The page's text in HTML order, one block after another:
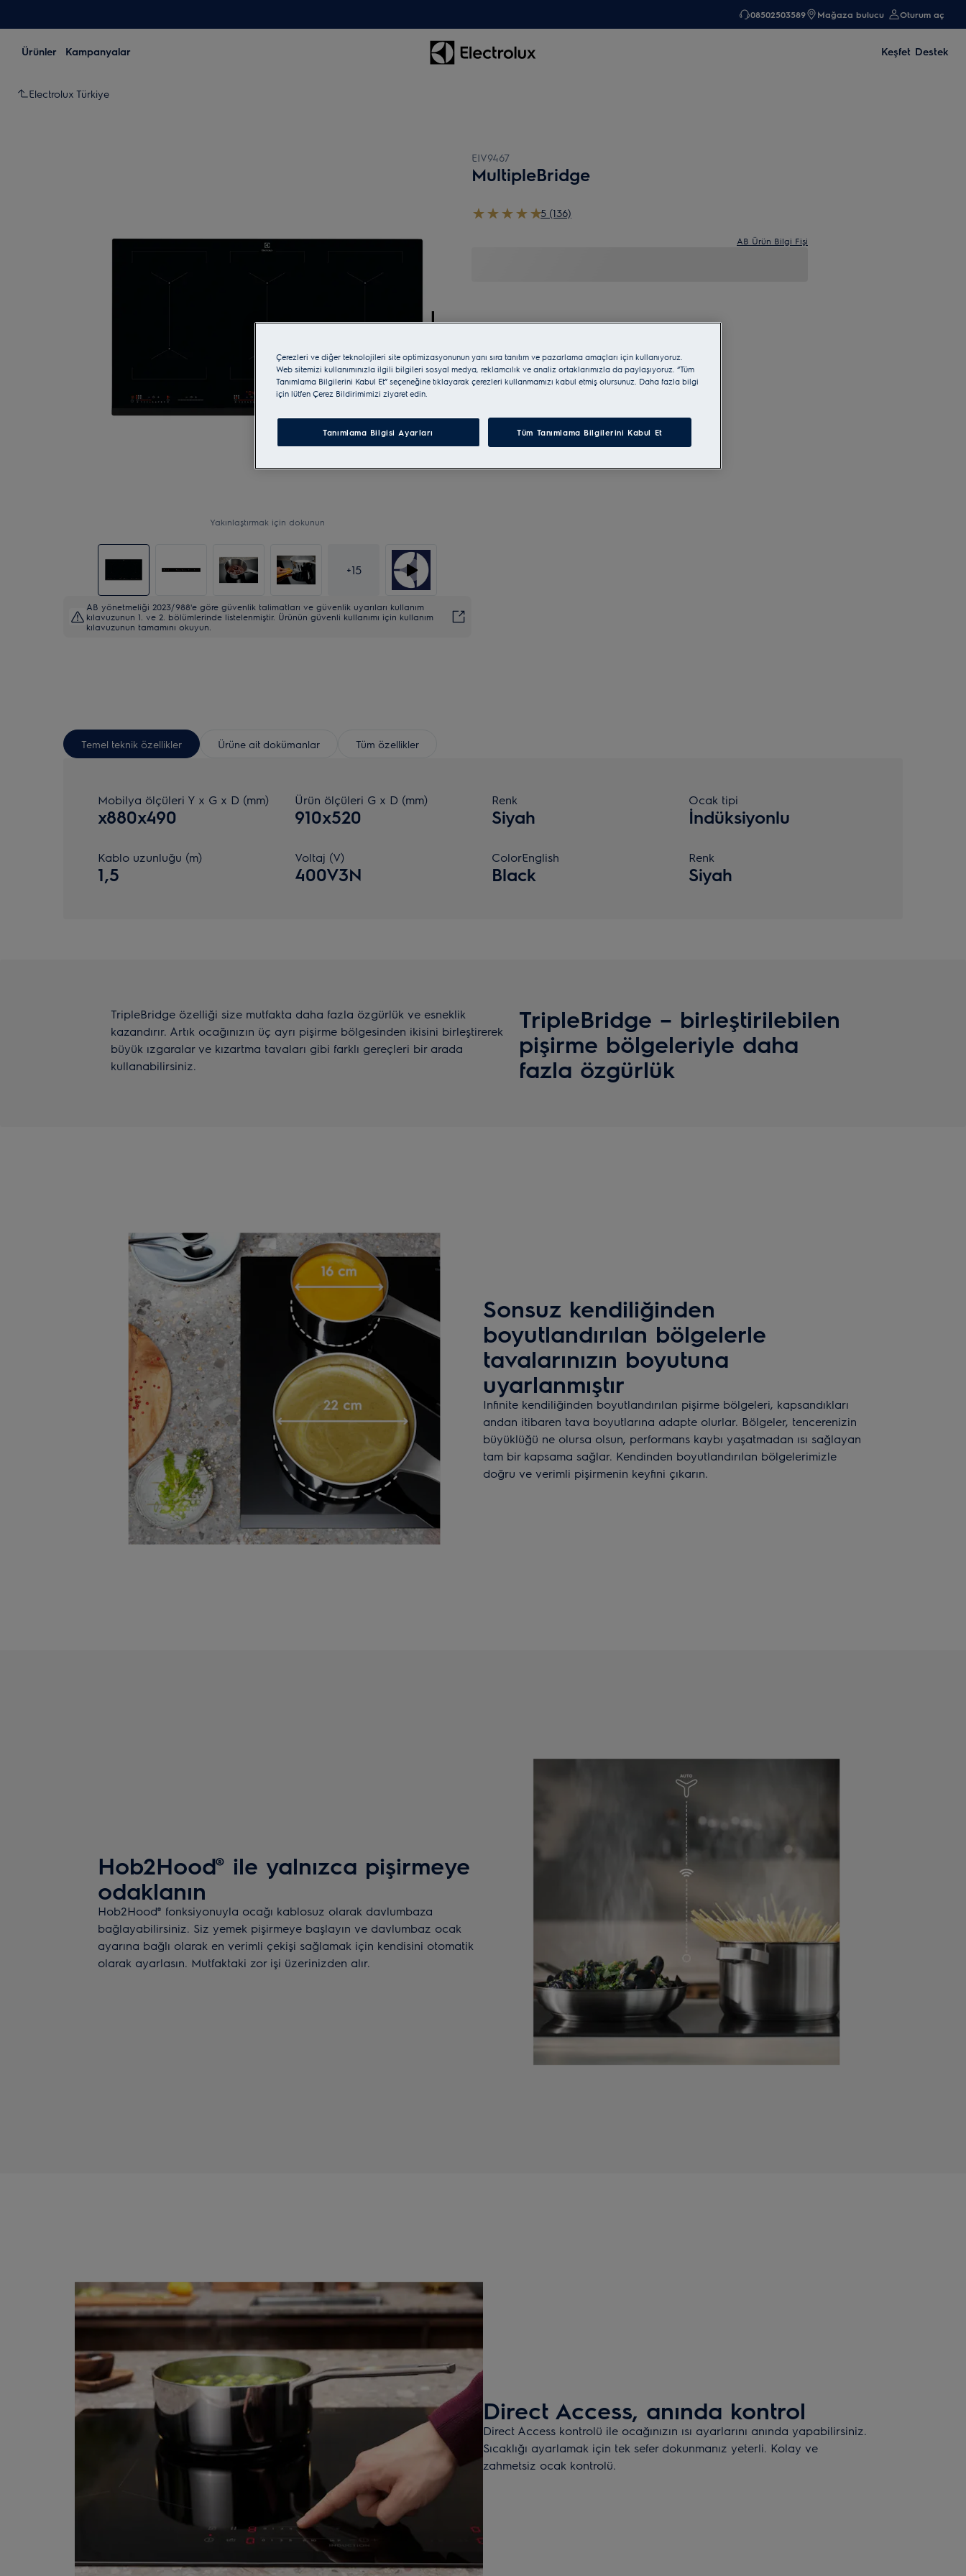
08502503589 Mağaza bulucu Oturum aç
Ürünler Kampanyalar Keşfet Destek
Electrolux Türkiye
Yakınlaştırmak için dokunun
+15
AB yönetmeliği 2023/988'e göre güvenlik talimatları ve güvenlik uyarıları kullanım
kılavuzunun 1. ve 2. bölümlerinde listelenmiştir. Ürünün güvenli kullanımı için kullanım
kılavuzunun tamamını okuyun.
EIV9467
MultipleBridge
5 (136)
AB Ürün Bilgi Fişi
Temel teknik özellikler Ürüne ait dokümanlar Tüm özellikler
Mobilya ölçüleri Y x G x D (mm)
x880x490
Ürün ölçüleri G x D (mm)
910x520
Renk
Siyah
Ocak tipi
İndüksiyonlu
Kablo uzunluğu (m)
1,5
Voltaj (V)
400V3N
ColorEnglish
Black
Renk
Siyah
TripleBridge – birleştirilebilen
pişirme bölgeleriyle daha
fazla özgürlük
TripleBridge özelliği size mutfakta daha fazla özgürlük ve esneklik
kazandırır. Artık ocağınızın üç ayrı pişirme bölgesinden ikisini birleştirerek
büyük ızgaralar ve kızartma tavaları gibi farklı gereçleri bir arada
kullanabilirsiniz.
Sonsuz kendiliğinden
boyutlandırılan bölgelerle
tavalarınızın boyutuna
uyarlanmıştır
Infinite kendiliğinden boyutlandırılan pişirme bölgeleri, kapsandıkları
andan itibaren tava boyutlarına adapte olurlar. Bölgeler, tencerenizin
büyüklüğü ne olursa olsun, performans kaybı yaşatmadan ısı sağlayan
tam bir kapsama sağlar. Kendinden boyutlandırılan bölgelerimizle
doğru ve verimli pişirmenin keyfini çıkarın.
Hob2Hood® ile yalnızca pişirmeye
odaklanın
Hob2Hood® fonksiyonuyla ocağı kablosuz olarak davlumbaza
bağlayabilirsiniz. Siz yemek pişirmeye başlayın ve davlumbaz ocak
ayarına bağlı olarak en verimli çekişi sağlamak için kendisini otomatik
olarak ayarlasın. Mutfaktaki zor işi üzerinizden alır.
Direct Access, anında kontrol
Direct Access kontrolü ile ocağınızın ısı ayarlarını anında yapabilirsiniz.
Sıcaklığı ayarlamak için tek sefer dokunmanız yeterli. Kolay ve
zahmetsiz ocak kontrolü.
Çerezleri ve diğer teknolojileri site optimizasyonunun yanı sıra tanıtım ve pazarlama amaçları için kullanıyoruz.
Web sitemizi kullanımınızla ilgili bilgileri sosyal medya, reklamcılık ve analiz ortaklarımızla da paylaşıyoruz. “Tüm
Tanımlama Bilgilerini Kabul Et” seçeneğine tıklayarak çerezleri kullanmamızı kabul etmiş olursunuz. Daha fazla bilgi
için lütfen Çerez Bildirimimizi ziyaret edin.
Tanımlama Bilgisi Ayarları Tüm Tanımlama Bilgilerini Kabul Et